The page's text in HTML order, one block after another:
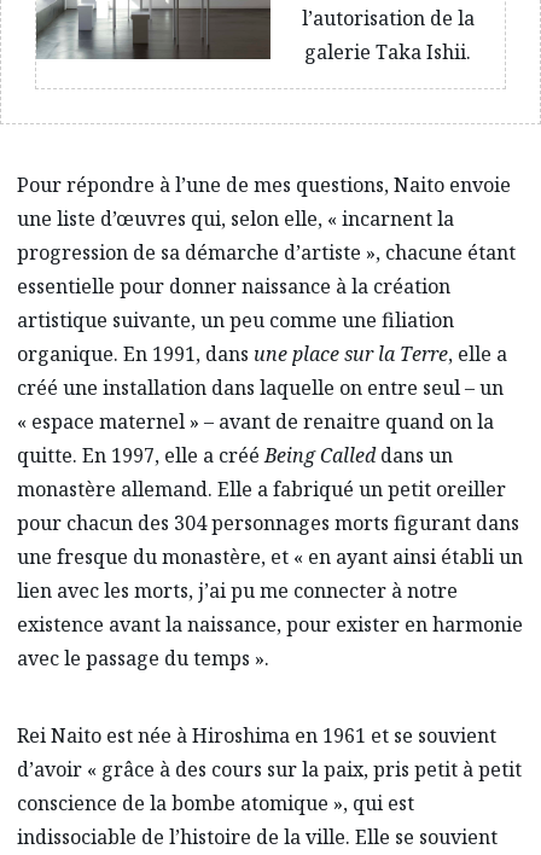
l’autorisation de la
galerie Taka Ishii.
Pour répondre à l’une de mes questions, Naito envoie
une liste d’œuvres qui, selon elle, « incarnent la
progression de sa démarche d’artiste », chacune étant
essentielle pour donner naissance à la création
artistique suivante, un peu comme une filiation
organique. En 1991, dans une place sur la Terre, elle a
créé une installation dans laquelle on entre seul – un
« espace maternel » – avant de renaitre quand on la
quitte. En 1997, elle a crééBeing Calleddans un
monastère allemand. Elle a fabriqué un petit oreiller
pour chacun des 304 personnages morts figurant dans
une fresque du monastère, et « en ayant ainsi établi un
lien avec les morts, j’ai pu me connecter à notre
existence avant la naissance, pour exister en harmonie
avec le passage du temps ».
Rei Naito est née à Hiroshima en 1961 et se souvient
d’avoir « grâce à des cours sur la paix, pris petit à petit
conscience de la bombe atomique », qui est
indissociable de l’histoire de la ville. Elle se souvient